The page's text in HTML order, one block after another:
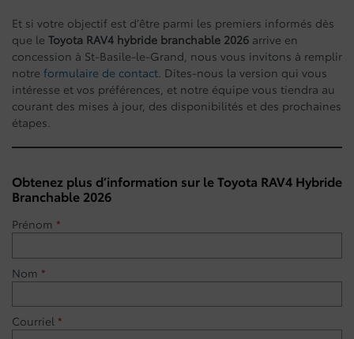
Et si votre objectif est d’être parmi les premiers informés dès
que le Toyota RAV4 hybride branchable 2026 arrive en
concession à St-Basile-le-Grand, nous vous invitons à remplir
notre formulaire de contact. Dites-nous la version qui vous
intéresse et vos préférences, et notre équipe vous tiendra au
courant des mises à jour, des disponibilités et des prochaines
étapes.
Obtenez plus d’information sur le Toyota RAV4 Hybride
Branchable 2026
Prénom *
Nom *
Courriel *